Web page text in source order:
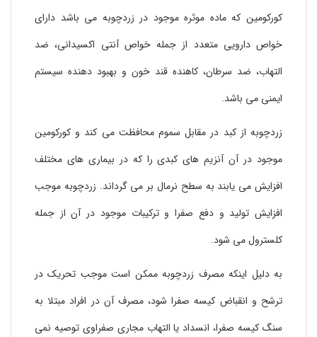
کورکومین که ماده موثره موجود در زردچوبه می باشد دارای
خواص دارویی متعدد از جمله خواص آنتی اکسیدانی، ضد
التهاب، ضد سرطان، کاهنده قند خون و بهبود دهنده سیستم
ایمنی می باشد.
زردچوبه از کبد در مقابل سموم محافظت می کند و کورکومین
موجود در آن آنزیم های کبدی را که در بیماری های مختلف
افزایش می یابند به سطح نرمال بر می گرداند. زردچوبه موجب
افزایش تولید و دفع صفرا و ترکیبات موجود در آن از جمله
کلسترول می شود.
به دلیل اینکه مصرف زردچوبه ممکن است موجب تحریک در
ترشح و انقباض کیسه صفرا شود، مصرف آن در افراد مبتلا به
سنگ کیسه صفرا، انسداد یا التهاب مجاری صفراوی توصیه نمی